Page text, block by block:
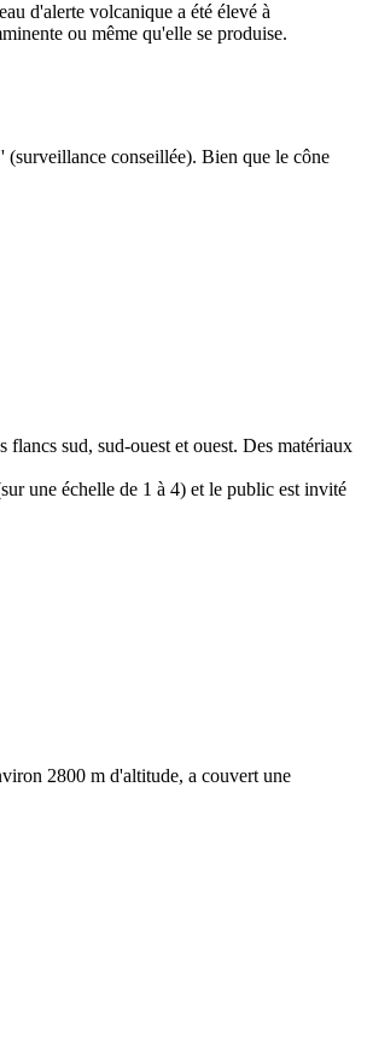
d'alerte volcanique a été élevé à
ou même qu'elle se produise.
conseillée). Bien que le cône
sud, sud-ouest et ouest. Des matériaux
une échelle de 1 à 4) et le public est invité
2800 m d'altitude, a couvert une